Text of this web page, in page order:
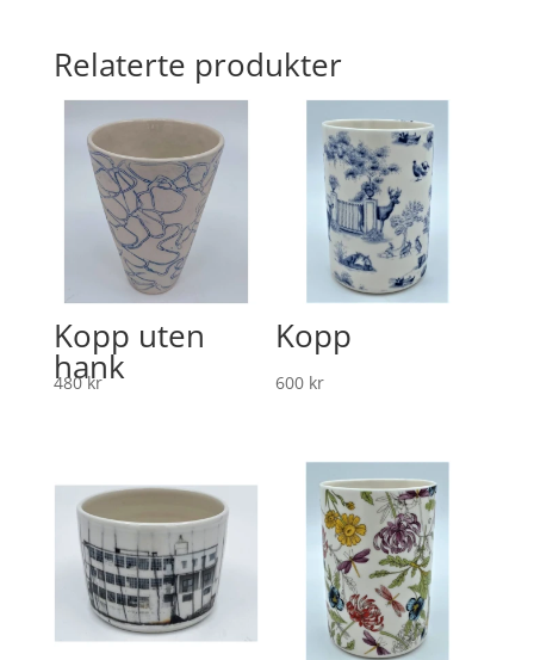
Relaterte produkter
Kopp uten
hank
480kr
Kopp
600 kr